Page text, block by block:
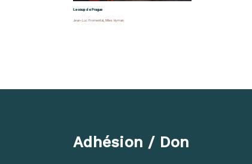
Le coup de Prague
Jean-Luc Fromental Miles Hyman
Adhésion / Don